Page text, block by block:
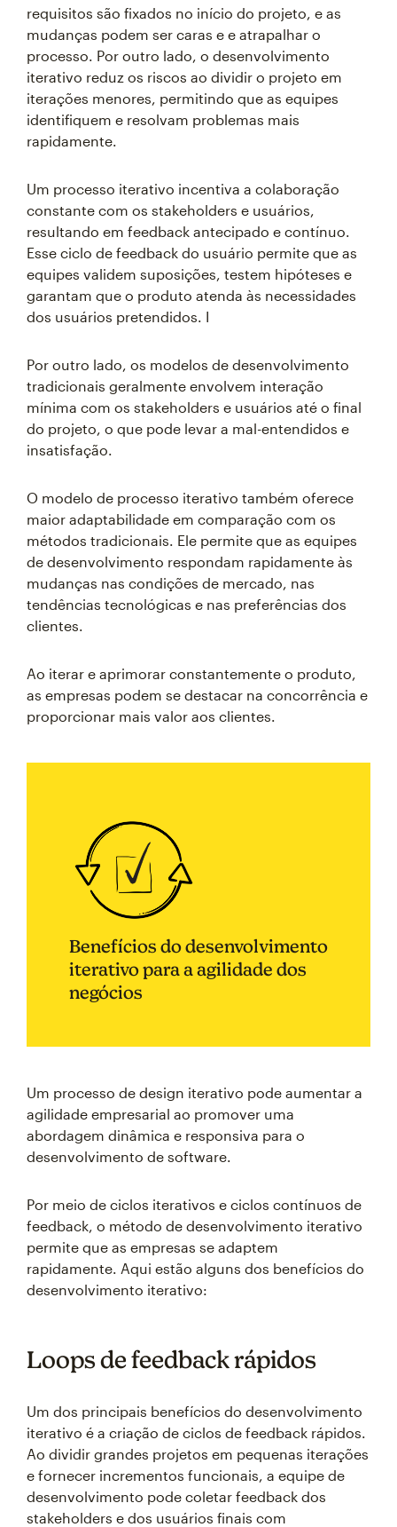
requisitos são fixados no início do projeto, e as
mudanças podem ser caras e e atrapalhar o
processo. Por outro lado, o desenvolvimento
iterativo reduz os riscos ao dividir o projeto em
iterações menores, permitindo que as equipes
identifiquem e resolvam problemas mais
rapidamente.
Um processo iterativo incentiva a colaboração
constante com os stakeholders e usuários,
resultando em feedback antecipado e contínuo.
Esse ciclo de feedback do usuário permite que as
equipes validem suposições, testem hipóteses e
garantam que o produto atenda às necessidades
dos usuários pretendidos. I
Por outro lado, os modelos de desenvolvimento
tradicionais geralmente envolvem interação
mínima com os stakeholders e usuários até o final
do projeto, o que pode levar a mal-entendidos e
insatisfação.
O modelo de processo iterativo também oferece
maior adaptabilidade em comparação com os
métodos tradicionais. Ele permite que as equipes
de desenvolvimento respondam rapidamente às
mudanças nas condições de mercado, nas
tendências tecnológicas e nas preferências dos
clientes.
Ao iterar e aprimorar constantemente o produto,
as empresas podem se destacar na concorrência e
proporcionar mais valor aos clientes.
Benefícios do desenvolvimento
iterativo para a agilidade dos
negócios
Um processo de design iterativo pode aumentar a
agilidade empresarial ao promover uma
abordagem dinâmica e responsiva para o
desenvolvimento de software.
Por meio de ciclos iterativos e ciclos contínuos de
feedback, o método de desenvolvimento iterativo
permite que as empresas se adaptem
rapidamente. Aqui estão alguns dos benefícios do
desenvolvimento iterativo:
Loops de feedback rápidos
Um dos principais benefícios do desenvolvimento
iterativo é a criação de ciclos de feedback rápidos.
Ao dividir grandes projetos em pequenas iterações
e fornecer incrementos funcionais, a equipe de
desenvolvimento pode coletar feedback dos
stakeholders e dos usuários finais com